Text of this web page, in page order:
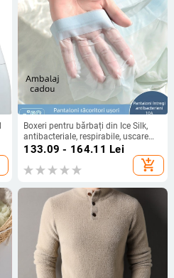
Boxeri pentru bărbați din Ice Silk,
antibacteriale, respirabile, uscare
rapidă, croială lejeră, în cutie cadou
133.09 - 164.11 Lei
add_shopping_cart